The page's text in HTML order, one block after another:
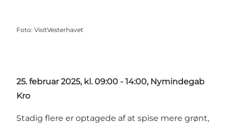
Foto: VisitVesterhavet
25. februar 2025, kl. 09:00 - 14:00, Nymindegab
Kro
Stadig flere er optagede af at spise mere grønt,